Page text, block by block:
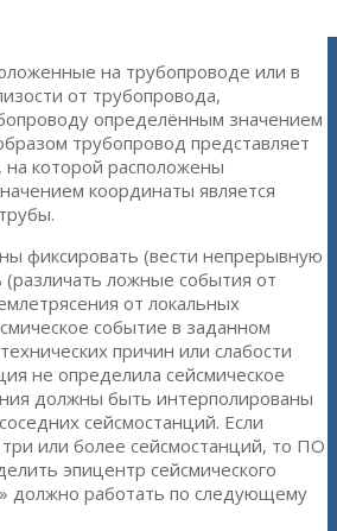
на трубопроводе или в
от трубопровода,
определённым значением
трубопровод представляет
на которой расположены
координаты является
фиксировать (вести непрерывную
(различать ложные события от
от локальных
событие в заданном
причин или слабости
не определила сейсмическое
должны быть интерполированы
сейсмостанций. Если
или более сейсмостанций, то ПО
эпицентр сейсмического
должно работать по следующему